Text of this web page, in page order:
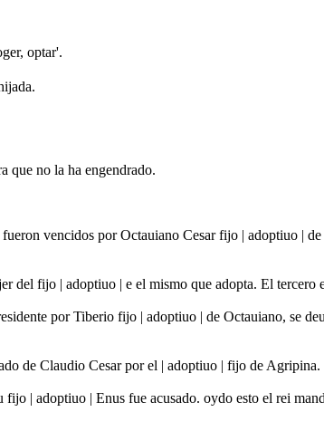
optar'.
que no la ha engendrado.
vencidos por Octauiano Cesar fijo | adoptiuo |
del fijo | adoptiuo | e el mismo que adopta. El
por Tiberio fijo | adoptiuo | de Octauiano, se
de Claudio Cesar por el | adoptiuo | fijo de
fijo | adoptiuo | Enus fue acusado. oydo esto el rei